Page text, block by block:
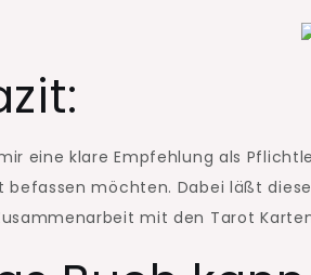
eine klare Empfehlung als
befassen möchten. Dabei läßt
mit den Tarot